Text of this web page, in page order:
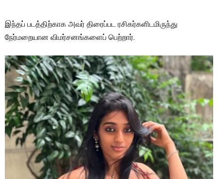
இந்தப் படத்திற்காக அவர் திரைப்பட ரசிகர்களிடமிருந்து
நேர்மறையான விமர்சனங்களைப் பெற்றார்.